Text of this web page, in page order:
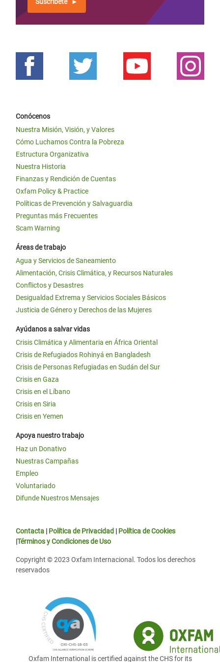
Conócenos
Nuestra Misión, Visión, y Valores
Cómo Luchamos Contra la Pobreza
Estructura Organizativa
Nuestra Historia
Finanzas y Rendición de Cuentas
Oxfam Policy & Practice
Políticas de Prevención y Salvaguardia
Preguntas más Frecuentes
Scam Warning
Áreas de trabajo
Agua y Servicios de Saneamiento
Alimentación, Crisis Climática, y Recursos Naturales
Conflictos y Desastres
Desigualdad Extrema y Servicios Sociales Básicos
Justicia de Género y Derechos de las Mujeres
Ayúdanos a salvar vidas
Crisis Climática y Alimentaria en África Oriental
Crisis de Refugiados Rohinyá en Bangladesh
Crisis de Personas Refugiadas en Sudán del Sur
Crisis en Gaza
Crisis en el Líbano
Crisis en Siria
Crisis en Yemen
Apoya nuestro trabajo
Haz un Donativo
Nuestras Campañas
Empleo
Voluntariado
Difunde Nuestros Mensajes
Contacta | Política de Privacidad | Política de Cookies
|Términos y Condiciones de Uso
Copyright © 2023 Oxfam Internacional. Todos los derechos
reservados
Oxfam International is certified against the CHS for its